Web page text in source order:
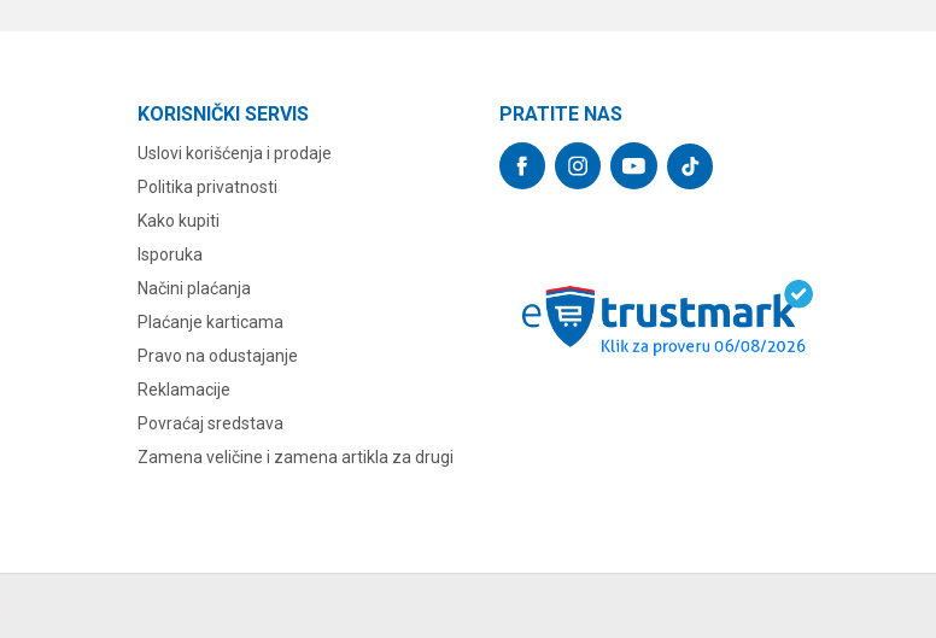
KORISNIČKI SERVIS
Uslovi korišćenja i prodaje
Politika privatnosti
Kako kupiti
Isporuka
Načini plaćanja
Plaćanje karticama
Pravo na odustajanje
Reklamacije
Povraćaj sredstava
Zamena veličine i zamena artikla za drugi
PRATITE NAS